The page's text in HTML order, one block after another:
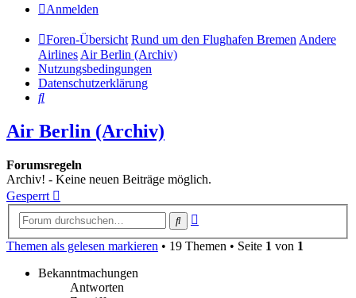
Anmelden
Foren-Übersicht Rund um den Flughafen BremenAndere
AirlinesAir Berlin (Archiv)
Nutzungsbedingungen
Datenschutzerklärung
Suche
Air Berlin (Archiv)
Forumsregeln
Archiv! - Keine neuen Beiträge möglich.
Gesperrt
Suche
Themen als gelesen markieren • 19 Themen • Seite 1 von 1
Bekanntmachungen
Antworten